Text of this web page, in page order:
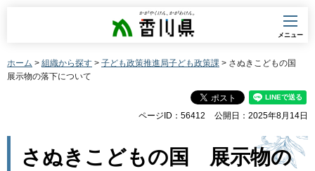
香川県
メニュー
ホーム > 組織から探す > 子ども政策推進局子ども政策課 > さぬきこどもの国
展示物の落下について
ページID：56412 公開日：2025年8月14日
さぬきこどもの国 展示物の